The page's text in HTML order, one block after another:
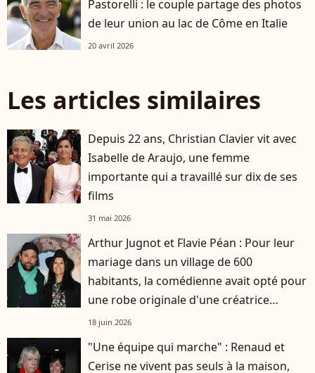
Pastorelli : le couple partage des photos
de leur union au lac de Côme en Italie
20 avril 2026
Les articles similaires
Depuis 22 ans, Christian Clavier vit avec
Isabelle de Araujo, une femme
importante qui a travaillé sur dix de ses
films
31 mai 2026
Arthur Jugnot et Flavie Péan : Pour leur
mariage dans un village de 600
habitants, la comédienne avait opté pour
une robe originale d'une créatrice
française
18 juin 2026
"Une équipe qui marche" : Renaud et
Cerise ne vivent pas seuls à la maison,